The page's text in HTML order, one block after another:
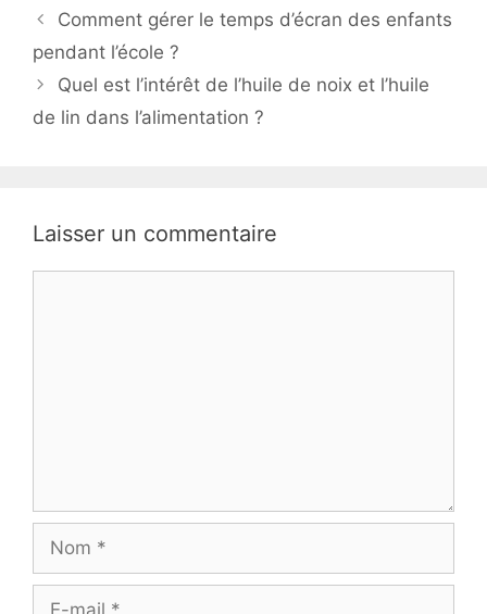
Comment gérer le temps d’écran des enfants
pendant l’école ?
Quel est l’intérêt de l’huile de noix et l’huile
de lin dans l’alimentation ?
Laisser un commentaire
Nom